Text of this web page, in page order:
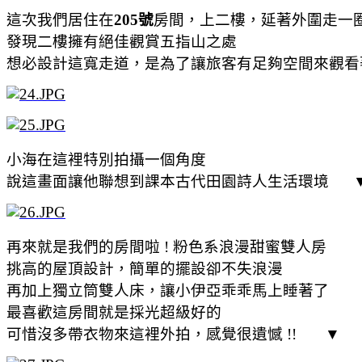
這次我們居住在205號房間，上二樓，延著外圍走一
發現二樓擁有絕佳觀賞五指山之處
想必設計這寬走道，是為了讓旅客有足夠空間來
小海在這裡特別拍攝一個角度
說這畫面讓他聯想到課本古代田園詩人生活環境
再來就是我們的房間啦 ! 粉色系浪漫甜蜜雙人房
挑高的屋頂設計，簡單的擺設卻不失浪漫
再加上獨立筒雙人床，讓小伊亞乖乖馬上睡著了
最喜歡這房間就是採光超級好的
可惜沒多帶衣物來這裡外拍，感覺很遺憾 !! ▼